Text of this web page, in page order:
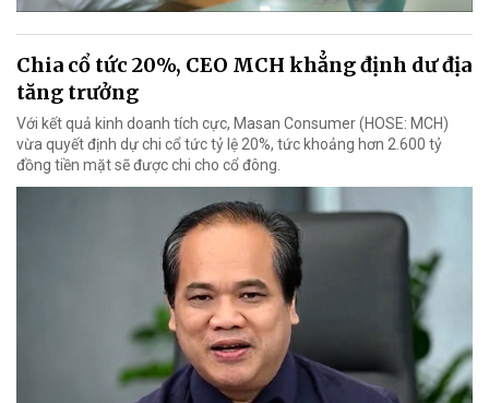
Chia cổ tức 20%, CEO MCH khẳng định dư địa
tăng trưởng
Với kết quả kinh doanh tích cực, Masan Consumer (HOSE: MCH)
vừa quyết định dự chi cổ tức tỷ lệ 20%, tức khoảng hơn 2.600 tỷ
đồng tiền mặt sẽ được chi cho cổ đông.